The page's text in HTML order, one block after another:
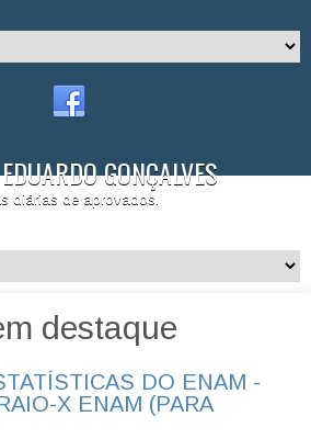
GONÇALVES
diárias de aprovados.
destaque
DO ENAM -
X ENAM (PARA